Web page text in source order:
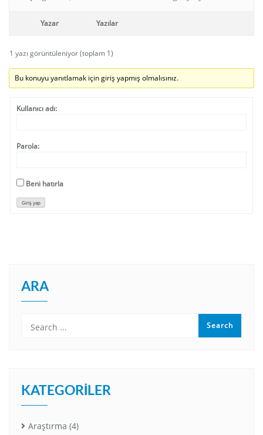
Yazar Yazılar
1 yazı görüntüleniyor (toplam 1)
Bu konuyu yanıtlamak için giriş yapmış olmalısınız.
Kullanıcı adı:
Parola:
Beni hatırla
Giriş yap
ARA
KATEGORILER
Araştırma (4)